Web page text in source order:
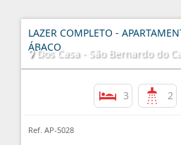
LAZER COMPLETO -
ÁBACO
Dos Casa - São Bernardo do
3 2
Ref. AP-5028